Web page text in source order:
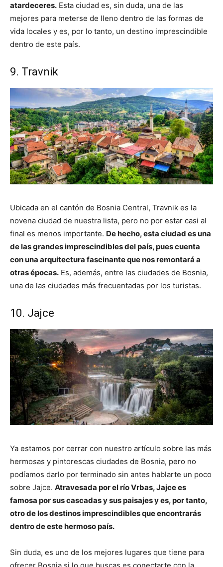
atardeceres. Esta ciudad es, sin duda, una de las
mejores para meterse de lleno dentro de las formas de
vida locales y es, por lo tanto, un destino imprescindible
dentro de este país.
9. Travnik
Ubicada en el cantón de Bosnia Central, Travnik es la
novena ciudad de nuestra lista, pero no por estar casi al
final es menos importante. De hecho, esta ciudad es una
de las grandes imprescindibles del país, pues cuenta
con una arquitectura fascinante que nos remontará a
otras épocas. Es, además, entre las ciudades de Bosnia,
una de las ciudades más frecuentadas por los turistas.
10. Jajce
Ya estamos por cerrar con nuestro artículo sobre las más
hermosas y pintorescas ciudades de Bosnia, pero no
podíamos darlo por terminado sin antes hablarte un poco
sobre Jajce. Atravesada por el río Vrbas, Jajce es
famosa por sus cascadas y sus paisajes y es, por tanto,
otro de los destinos imprescindibles que encontrarás
dentro de este hermoso país.
Sin duda, es uno de los mejores lugares que tiene para